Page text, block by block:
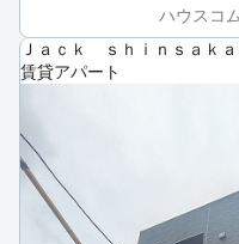
ハウスコ
Ｊａｃｋ ｓｈｉｎｓａｋ
賃貸アパート